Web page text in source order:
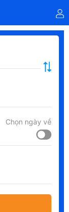
Chọn ngày về